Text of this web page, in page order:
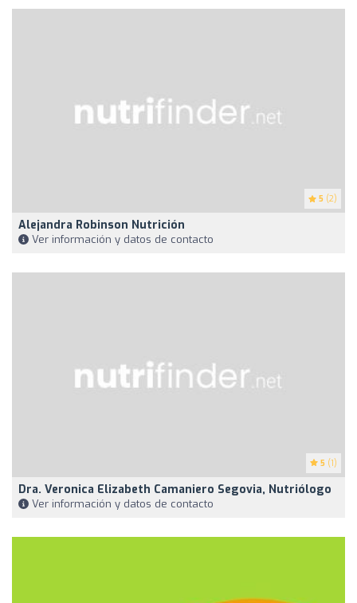
5 (2)
Alejandra Robinson Nutrición
Ver información y datos de contacto
5 (1)
Dra. Veronica Elizabeth Camaniero Segovia, Nutriólogo
Ver información y datos de contacto